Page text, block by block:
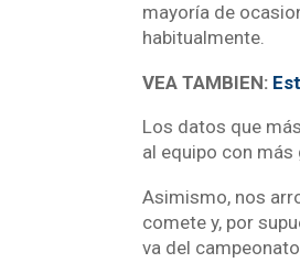
mayoría de
habitualmente.
VEA TAMBIEN:
Los datos que
al equipo con
Asimismo, nos
comete y, por
va del